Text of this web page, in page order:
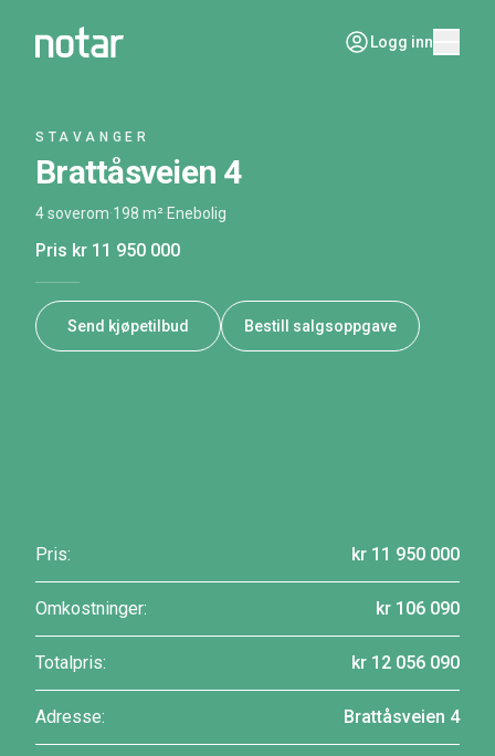
Logg inn
STAVANGER
Brattåsveien 4
4 soverom·198 m²·Enebolig
Pris kr 11 950 000
Send kjøpetilbud Bestill salgsoppgave
Pris: kr 11 950 000
Omkostninger: kr 106 090
Totalpris: kr 12 056 090
Adresse: Brattåsveien 4